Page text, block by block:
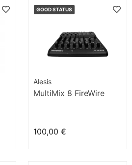
GOOD STATUS
Alesis
MultiMix 8 FireWire
100,00 €